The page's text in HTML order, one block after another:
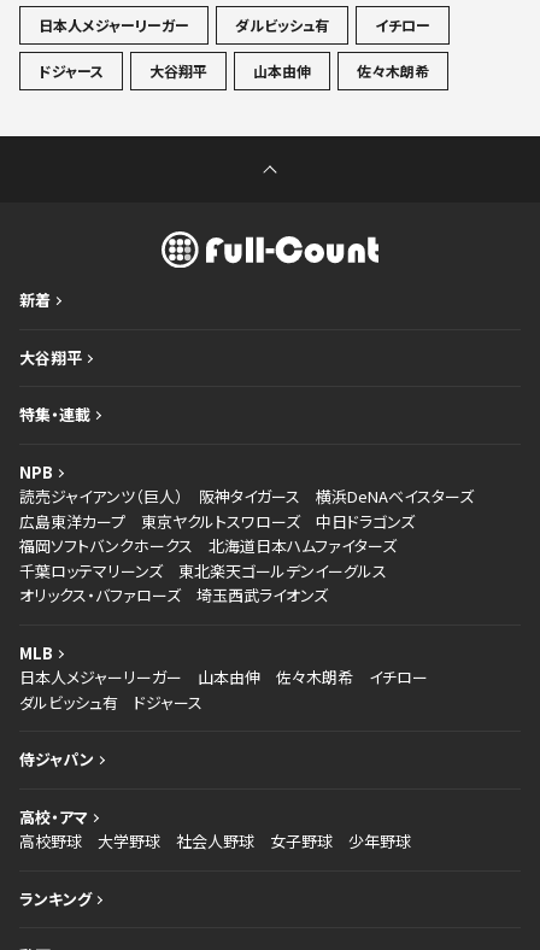
日本人メジャーリーガー
ダルビッシュ有 イチロー
ドジャース 大谷翔平 山本由伸 佐々木朗希
新着
大谷翔平
特集・連載
NPB
読売ジャイアンツ（巨人）
阪神タイガース
横浜DeNAベイスターズ
広島東洋カープ
東京ヤクルトスワローズ
中日ドラゴンズ
福岡ソフトバンクホークス
北海道日本ハムファイターズ
千葉ロッテマリーンズ
東北楽天ゴールデンイーグルス
オリックス・バファローズ
埼玉西武ライオンズ
MLB
日本人メジャーリーガー
山本由伸 佐々木朗希
イチロー
ダルビッシュ有
ドジャース
侍ジャパン
高校・アマ
高校野球
大学野球 社会人野球 女子野球 少年野球
ランキング